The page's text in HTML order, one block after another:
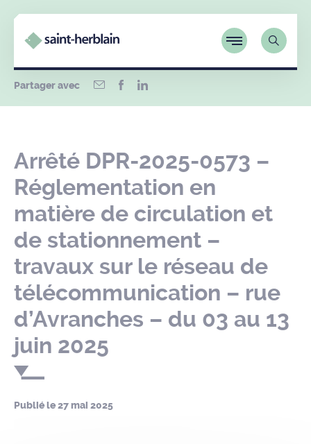
Partager avec
Arrêté DPR-2025-0573 –
Réglementation en
matière de circulation et
de stationnement –
travaux sur le réseau de
télécommunication – rue
d’Avranches – du 03 au 13
juin 2025
Publié le27 mai 2025